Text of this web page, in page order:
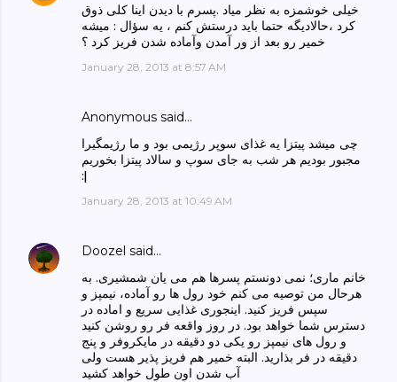
خيلى خوشمزه به نظر مياد .پسرم با ديدن اينا كلى ذوق
كرد ،حالاديگه حتما بايد درستش كنم ، يه سؤال : ميشه
خمير رو بعد از ور آمدن وآماده شدن فريز كرد ؟
January 28, 2013 at 8:57 AM
Anonymous said…
چی میشد پیتزا یه غذای سوپر رژیمی بود و ما رژیمگیرا
مجبور بودیم هر شب به جای سوپ و سالاد پیتزا بخوریم
:|
January 28, 2013 at 10:49 AM
Doozel said…
خانم ماری؛ نمی دونستم پسرها هم می یان شمشیری. به
هرحال من توصیه می کنم خود رول ها رو آماده، نیمپز و
سپس فریز کنید. اینجوری غذایی سریع و اماده در
دسترس شما خواهد بود. در روز واقعه فر رو روشن کنید
و رول های نیمپز رو یکی دو دقیقه در مایکروفر و پنج
دقیقه در فر بذارید. البته خمیر هم فریز پذیر هست ولی
آب شدن اون طول خواهد کشید